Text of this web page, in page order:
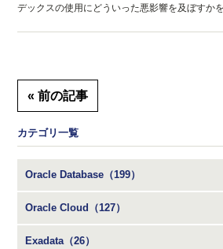
デックスの使用にどういった悪影響を及ぼすか
« 前の記事
カテゴリ一覧
Oracle Database（199）
Oracle Cloud（127）
Exadata（26）